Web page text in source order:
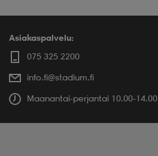
Asiakaspalvelu:
075 325 2200
info.fi@stadium.fi
Maanantai-perjantai 10.00-14.00